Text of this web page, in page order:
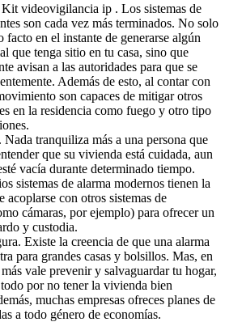
videovigilancia ip . Los sistemas de
son cada vez más terminados. No solo
facto en el instante de generarse algún
que tenga sitio en tu casa, sino que
avisan a las autoridades para que se
Además de esto, al contar con
son capaces de mitigar otros
en la residencia como fuego y otro tipo
tranquiliza más a una persona que
que su vivienda está cuidada, aun
vacía durante determinado tiempo.
sistemas de alarma modernos tienen la
acoplarse con otros sistemas de
cámaras, por ejemplo) para ofrecer un
y custodia.
Existe la creencia de que una alarma
para grandes casas y bolsillos. Mas, en
vale prevenir y salvaguardar tu hogar,
por no tener la vivienda bien
muchas empresas ofreces planes de
a todo género de economías.